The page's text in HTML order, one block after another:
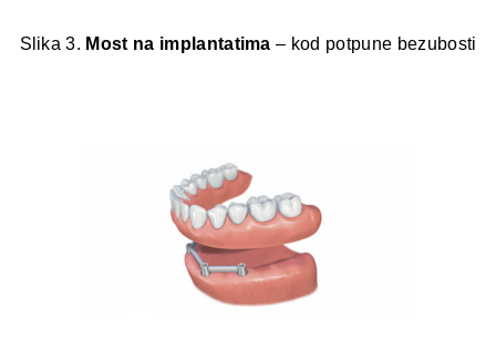
Slika 3. Most na implantatima – kod potpune bezubosti